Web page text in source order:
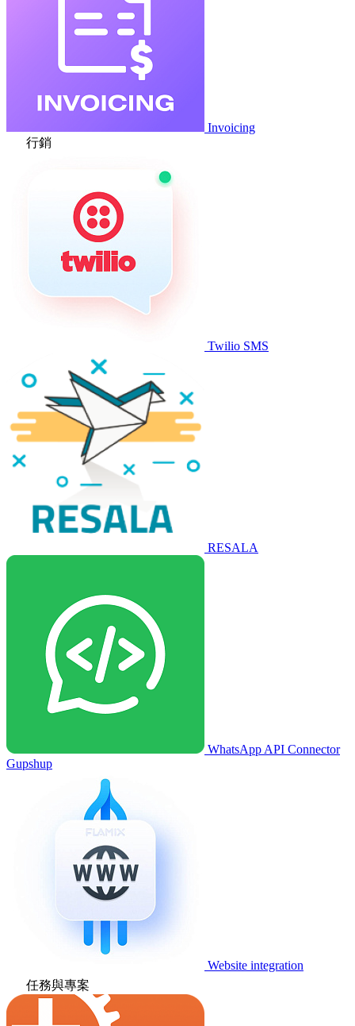
Invoicing
行銷
Twilio SMS
RESALA
WhatsApp API Connector
Gupshup
Website integration
任務與專案